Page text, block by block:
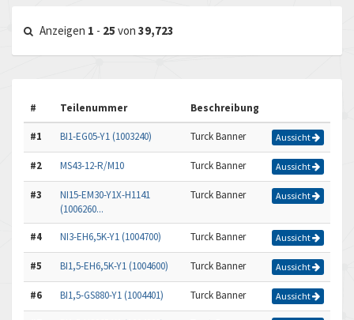
Anzeigen 1 - 25 von 39,723
# Teilenummer Beschreibung
#1 BI1-EG05-Y1 (1003240) Turck Banner Aussicht
#2 MS43-12-R/M10 Turck Banner Aussicht
#3
NI15-EM30-Y1X-H1141
(1006260...
Turck Banner Aussicht
#4 NI3-EH6,5K-Y1 (1004700) Turck Banner Aussicht
#5 BI1,5-EH6,5K-Y1 (1004600) Turck Banner Aussicht
#6 BI1,5-GS880-Y1 (1004401) Turck Banner Aussicht